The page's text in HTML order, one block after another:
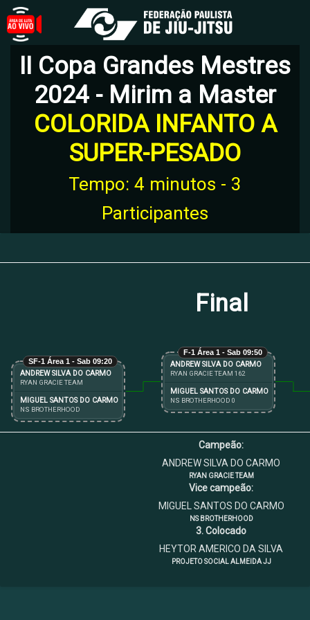
II Copa Grandes Mestres
2024 - Mirim a Master
COLORIDA INFANTO A
SUPER-PESADO
Tempo: 4 minutos - 3
Participantes
Final
SF-1 Área 1 - Sab 09:20
ANDREW SILVA DO CARMO
RYAN GRACIE TEAM
MIGUEL SANTOS DO CARMO
NS BROTHERHOOD
F-1 Área 1 - Sab 09:50
ANDREW SILVA DO CARMO
RYAN GRACIE TEAM 162
MIGUEL SANTOS DO CARMO
NS BROTHERHOOD 0
Campeão:
ANDREW SILVA DO CARMO
RYAN GRACIE TEAM
Vice campeão:
MIGUEL SANTOS DO CARMO
NS BROTHERHOOD
3. Colocado
HEYTOR AMERICO DA SILVA
PROJETO SOCIAL ALMEIDA JJ